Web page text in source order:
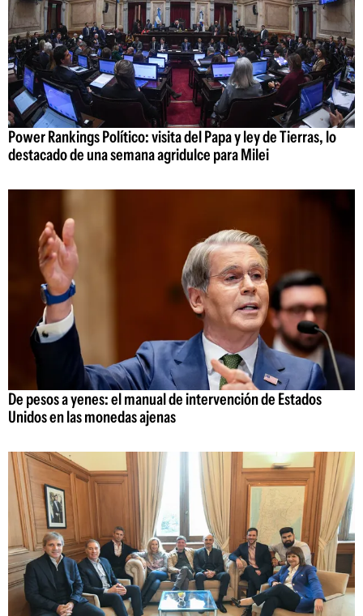
Power Rankings Político: visita del Papa y ley de Tierras, lo
destacado de una semana agridulce para Milei
De pesos a yenes: el manual de intervención de Estados
Unidos en las monedas ajenas